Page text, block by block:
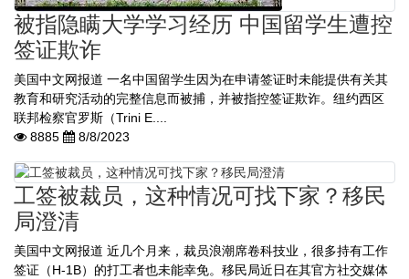
被指隐瞒大学学习经历 中国留学生遭控
签证欺诈
美国中文网报道 一名中国留学生因为在申请签证时未能提供有关其
教育和研究活动的完整信息而被捕，并被指控签证欺诈。纽约西区
联邦检察官罗斯（Trini E....
8885
8/8/2023
工签被裁员，这种情况可找下家？移民
局澄清
美国中文网报道 近几个月来，裁员浪潮席卷科技业，很多持有工作
签证（H-1B）的打工者也未能幸免。移民局近日在其官方社交媒体